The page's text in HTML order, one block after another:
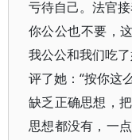
亏待自己。法官
你公公也不要，
我公公和我们吃
评了她：“按你这
缺乏正确思想，
思想都没有，一